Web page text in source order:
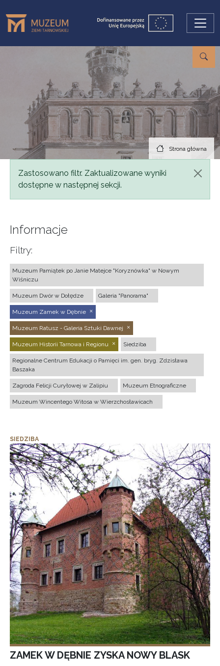
Strona główna
Komunikat
Zastosowano filtr. Zaktualizowane wyniki
dostępne w następnej sekcji.
Informacje
Filtry:
Muzeum Pamiątek po Janie Matejce "Koryznówka" w Nowym
Wiśniczu
Muzeum Dwór w Dołędze Galeria "Panorama"
Muzeum Zamek w Dębnie
Muzeum Ratusz - Galeria Sztuki Dawnej
Muzeum Historii Tarnowa i Regionu Siedziba
Regionalne Centrum Edukacji o Pamięci im. gen. bryg. Zdzisława
Baszaka
Zagroda Felicji Curyłowej w Zalipiu Muzeum Etnograficzne
Muzeum Wincentego Witosa w Wierzchosławicach
SIEDZIBA
ZAMEK W DĘBNIE ZYSKA NOWY BLASK